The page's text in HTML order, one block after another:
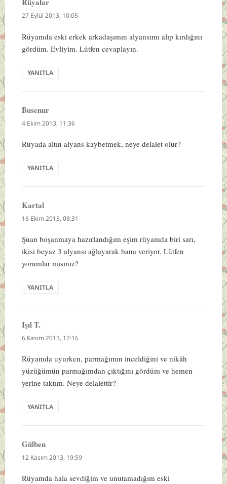
Rüyalardedi
ki:
27 Eylül 2013, 10:05
Rüyamda eski erkek arkadaşımın alyansımı alıp kırdığını
gördüm. Evliyim. Lütfen cevaplayın.
YANITLA
Busenurdedi
ki:
4 Ekim 2013, 11:36
Rüyada altın alyans kaybetmek, neye delalet olur?
YANITLA
Kartal
ki:
16 Ekim 2013, 08:31
Şuan boşanmaya hazırlandığım eşim rüyamda biri sarı,
ikisi beyaz 3 alyansı ağlayarak bana veriyor. Lütfen
yorumlar mısınız?
YANITLA
Işıl T.
ki:
6 Kasım 2013, 12:16
Rüyamda uyurken, parmağımın inceldiğini ve nikâh
yüzüğümün parmağımdan çıktığını gördüm ve hemen
yerine taktım. Neye delalettir?
YANITLA
Gülbendedi
ki:
12 Kasım 2013, 19:59
Rüyamda hala sevdiğim ve unutamadığım eski